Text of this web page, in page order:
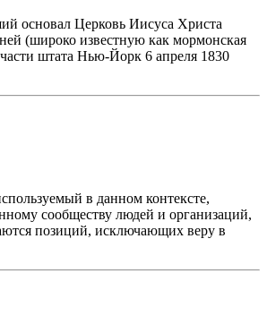
основал Церковь Иисуса Христа
(широко известную как мормонская
штата Нью-Йорк 6 апреля 1830
в данном контексте,
сообществу людей и организаций,
позиций, исключающих веру в